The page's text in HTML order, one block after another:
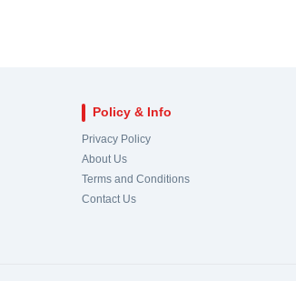
View
Policy & Info
Privacy Policy
About Us
Terms and Conditions
Contact Us